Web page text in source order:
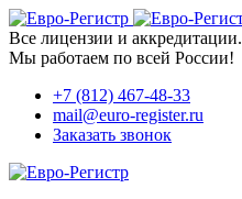
Все лицензии и аккредитации.
Мы работаем по всей России!
+7 (812) 467-48-33
mail@euro-register.ru
Заказать звонок